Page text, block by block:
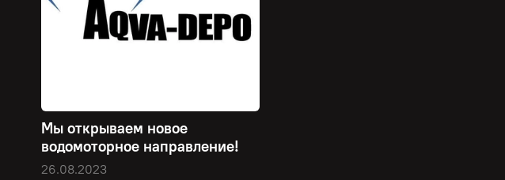
Мы открываем новое
водомоторное направление!
26.08.2023